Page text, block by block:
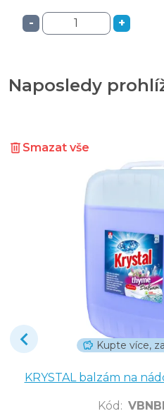
- +
Naposledy
Smazat vše
Kupte více,
KRYSTAL balzám na
Kód :